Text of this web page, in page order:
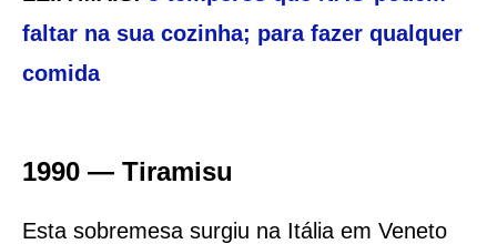
faltar na sua cozinha; para fazer qualquer
comida
1990 — Tiramisu
Esta sobremesa surgiu na Itália em Veneto